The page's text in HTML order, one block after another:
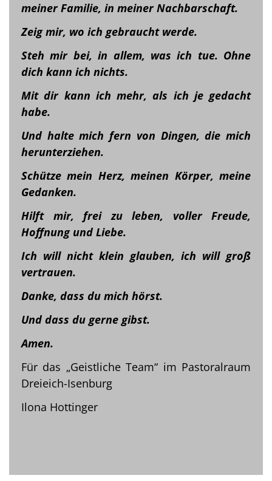
meiner Familie, in meiner Nachbarschaft.
Zeig mir, wo ich gebraucht werde.
Steh mir bei, in allem, was ich tue. Ohne
dich kann ich nichts.
Mit dir kann ich mehr, als ich je gedacht
habe.
Und halte mich fern von Dingen, die mich
herunterziehen.
Schütze mein Herz, meinen Körper, meine
Gedanken.
Hilft mir, frei zu leben, voller Freude,
Hoffnung und Liebe.
Ich will nicht klein glauben, ich will groß
vertrauen.
Danke, dass du mich hörst.
Und dass du gerne gibst.
Amen.
Für das „Geistliche Team“ im Pastoralraum
Dreieich-Isenburg
Ilona Hottinger